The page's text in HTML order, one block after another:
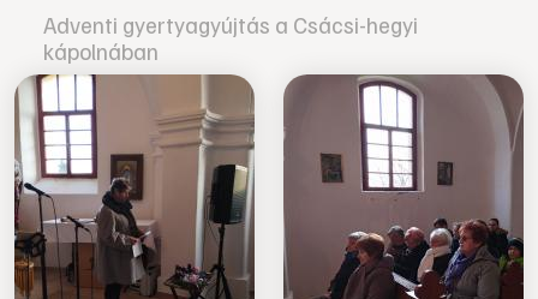
Adventi gyertyagyújtás a Csácsi-hegyi
kápolnában